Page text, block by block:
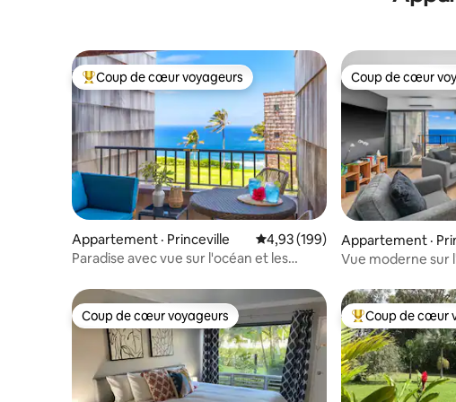
Coup de cœur voyageurs parmi les plus aimés
Coup de cœur voyageurs
Appartement · Princeville Note moyenne de 4,93 sur 5,
4,93 (199)
Paradise avec vue sur l'océan et les
de la plage
Coup de cœur
Coup de cœur
Appartement ·
Vue moderne sur
Coup de cœur voyageurs
Coup de cœur voyageurs Coup de cœur
Coup de cœur